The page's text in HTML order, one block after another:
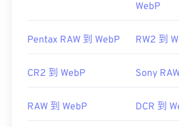
WebP
Pentax RAW 到 WebP RW2 到
CR2 到 WebP Sony
RAW 到 WebP DCR 到